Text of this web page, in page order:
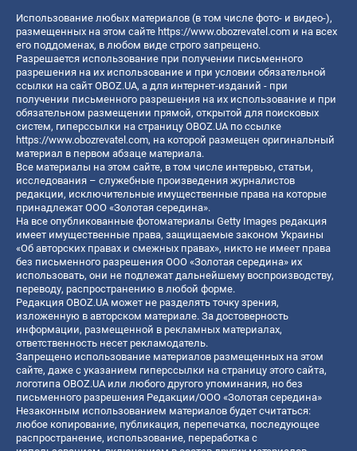
Использование любых материалов (в том числе фото- и видео-),
размещенных на этом сайте https://www.obozrevatel.com и на всех
его поддоменах, в любом виде строго запрещено.
Разрешается использование при получении письменного
разрешения на их использование и при условии обязательной
ссылки на сайт OBOZ.UA, а для интернет-изданий - при
получении письменного разрешения на их использование и при
обязательном размещении прямой, открытой для поисковых
систем, гиперссылки на страницу OBOZ.UA по ссылке
https://www.obozrevatel.com, на которой размещен оригинальный
материал в первом абзаце материала.
Все материалы на этом сайте, в том числе интервью, статьи,
исследования – служебные произведения журналистов
редакции, исключительные имущественные права на которые
принадлежат ООО «Золотая середина».
На все опубликованные фотоматериалы Getty Images редакция
имеет имущественные права, защищаемые законом Украины
«Об авторских правах и смежных правах», никто не имеет права
без письменного разрешения ООО «Золотая середина» их
использовать, они не подлежат дальнейшему воспроизводству,
переводу, распространению в любой форме.
Редакция OBOZ.UA может не разделять точку зрения,
изложенную в авторском материале. За достоверность
информации, размещенной в рекламных материалах,
ответственность несет рекламодатель.
Запрещено использование материалов размещенных на этом
сайте, даже с указанием гиперссылки на страницу этого сайта,
логотипа OBOZ.UA или любого другого упоминания, но без
письменного разрешения Редакции/ООО «Золотая середина»
Незаконным использованием материалов будет считаться:
любое копирование, публикация, перепечатка, последующее
распространение, использование, переработка с